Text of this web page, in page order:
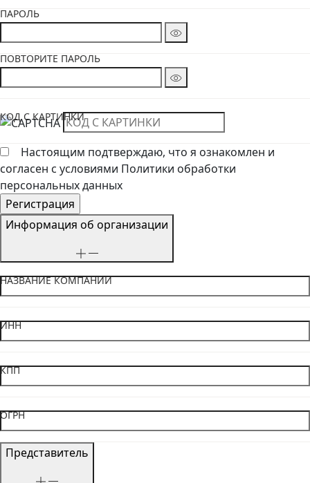
ПАРОЛЬ
ПОВТОРИТЕ ПАРОЛЬ
КОД С КАРТИНКИ
Настоящим подтверждаю, что я ознакомлен и
согласен с условиями Политики обработки
персональных данных
Информация об организации
НАЗВАНИЕ КОМПАНИИ
ИНН
КПП
ОГРН
Представитель